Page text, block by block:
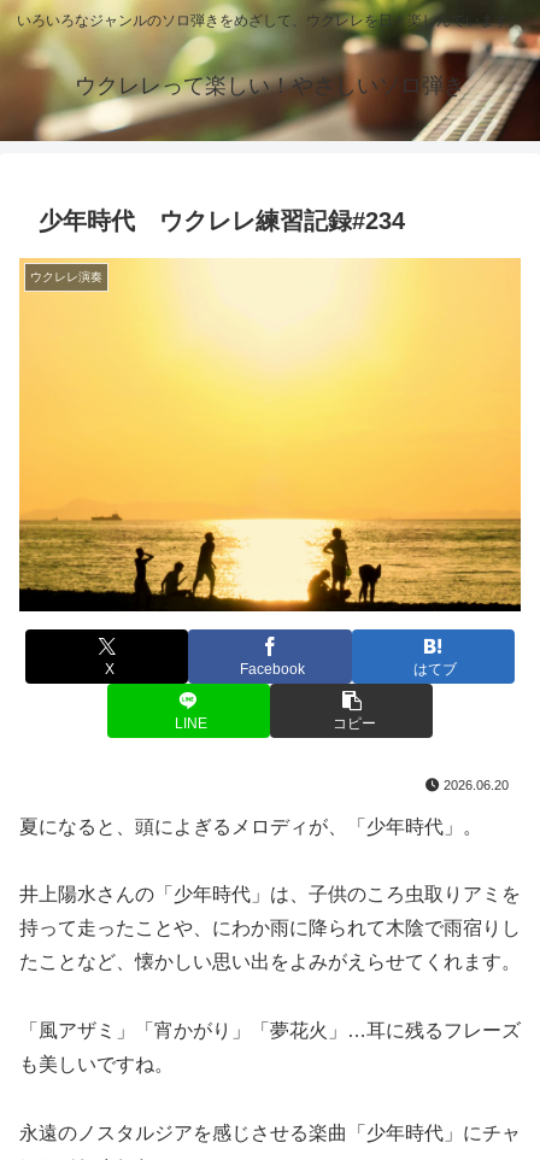
いろいろなジャンルのソロ弾きをめざして、ウクレレを日々楽しんでいます。
ウクレレって楽しい！やさしいソロ弾き
少年時代 ウクレレ練習記録#234
ウクレレ演奏
X Facebook はてブ
LINE コピー
2026.06.20
夏になると、頭によぎるメロディが、「少年時代」。
井上陽水さんの「少年時代」は、子供のころ虫取りアミを
持って走ったことや、にわか雨に降られて木陰で雨宿りし
たことなど、懐かしい思い出をよみがえらせてくれます。
「風アザミ」「宵かがり」「夢花火」…耳に残るフレーズ
も美しいですね。
永遠のノスタルジアを感じさせる楽曲「少年時代」にチャ